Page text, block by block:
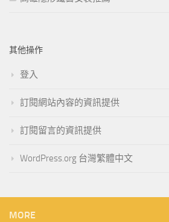
其他操作
登入
訂閱網站內容的資訊提供
訂閱留言的資訊提供
WordPress.org 台灣繁體中文
MORE